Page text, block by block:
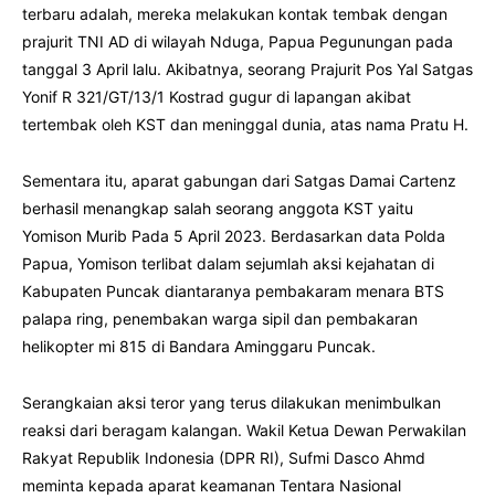
terbaru adalah, mereka melakukan kontak tembak dengan
prajurit TNI AD di wilayah Nduga, Papua Pegunungan pada
tanggal 3 April lalu. Akibatnya, seorang Prajurit Pos Yal Satgas
Yonif R 321/GT/13/1 Kostrad gugur di lapangan akibat
tertembak oleh KST dan meninggal dunia, atas nama Pratu H.
Sementara itu, aparat gabungan dari Satgas Damai Cartenz
berhasil menangkap salah seorang anggota KST yaitu
Yomison Murib Pada 5 April 2023. Berdasarkan data Polda
Papua, Yomison terlibat dalam sejumlah aksi kejahatan di
Kabupaten Puncak diantaranya pembakaram menara BTS
palapa ring, penembakan warga sipil dan pembakaran
helikopter mi 815 di Bandara Aminggaru Puncak.
Serangkaian aksi teror yang terus dilakukan menimbulkan
reaksi dari beragam kalangan. Wakil Ketua Dewan Perwakilan
Rakyat Republik Indonesia (DPR RI), Sufmi Dasco Ahmd
meminta kepada aparat keamanan Tentara Nasional